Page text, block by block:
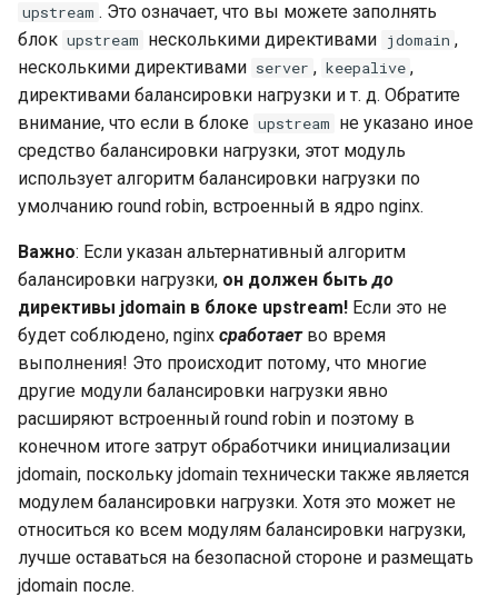
upstream . Это означает, что вы можете заполнять
блок upstream несколькими директивами jdomain ,
несколькими директивами server , keepalive ,
директивами балансировки нагрузки и т. д. Обратите
внимание, что если в блоке upstream не указано иное
средство балансировки нагрузки, этот модуль
использует алгоритм балансировки нагрузки по
умолчанию round robin, встроенный в ядро nginx.
Важно: Если указан альтернативный алгоритм
балансировки нагрузки, он должен бытьдо
директивы jdomain в блоке upstream! Если это не
будет соблюдено, nginx сработаетво время
выполнения! Это происходит потому, что многие
другие модули балансировки нагрузки явно
расширяют встроенный round robin и поэтому в
конечном итоге затрут обработчики инициализации
jdomain, поскольку jdomain технически также является
модулем балансировки нагрузки. Хотя это может не
относиться ко всем модулям балансировки нагрузки,
лучше оставаться на безопасной стороне и размещать
jdomain после.